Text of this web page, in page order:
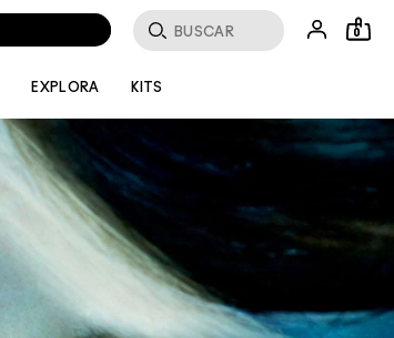
Buscar
0
EXPLORA KITS